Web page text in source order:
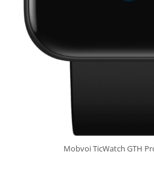
Mobvoi TicWatch GTH